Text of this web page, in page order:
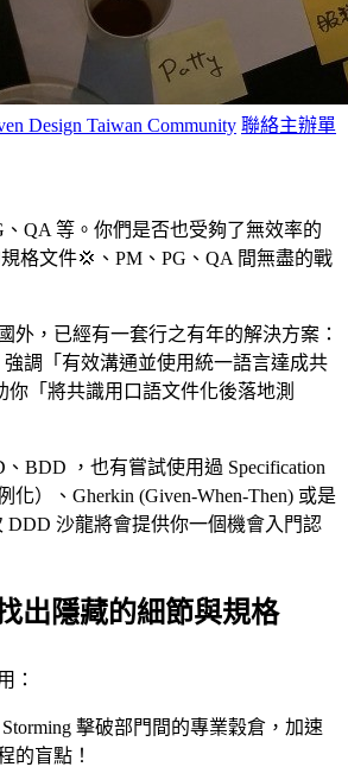
Design Taiwan Community 聯絡主辦單
QA 等。你們是否也受夠了無效率的
格文件💢、PM、PG、QA 間無盡的戰
外，已經有一套行之有年的解決方案：
調「有效溝通並使用統一語言達成共
你「將共識用口語文件化後落地測
BDD ，也有嘗試使用過 Specification
化）、Gherkin (Given-When-Then) 或是
DDD 沙龍將會提供你一個機會入門認
出隱藏的細節與規格
：
Storming 擊破部門間的專業穀倉，加速
的盲點！